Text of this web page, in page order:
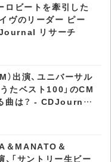
ロビートを牽引した
ヴのリーダー ピー
リサーチ
）出演、ユニバーサル
たベスト100」のCM
曲は？ - CDJournal
＆MANATO＆
「サントリー生ビー